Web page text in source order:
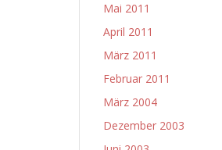
Mai 2011
April 2011
März 2011
Februar 2011
März 2004
Dezember 2003